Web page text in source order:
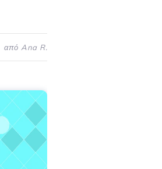
από Ana R.